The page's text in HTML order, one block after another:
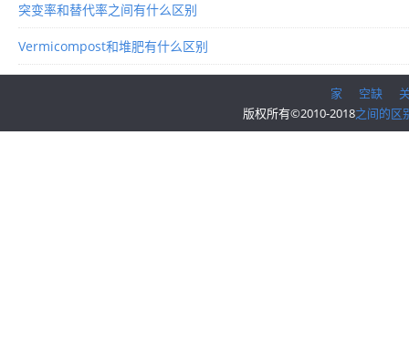
突变率和替代率之间有什么区别
Vermicompost和堆肥有什么区别
家 空缺
版权所有©2010-2018之间的区